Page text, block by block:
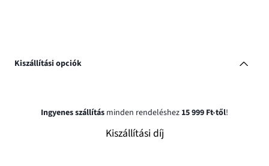
Kiszállítási opciók
Ingyenes szállítás minden rendeléshez 15 999 Ft-től!
Kiszállítási díj